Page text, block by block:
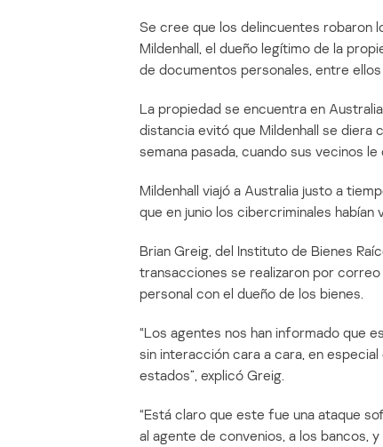
Se cree que los delincuentes robaron
Mildenhall, el dueño legítimo de la
de documentos personales, entre
La propiedad se encuentra en
distancia evitó que Mildenhall se diera
semana pasada, cuando sus vecinos
Mildenhall viajó a Australia justo a
que en junio los cibercriminales
Brian Greig, del Instituto de Bienes
transacciones se realizaron por
personal con el dueño de los bienes.
“Los agentes nos han informado que
sin interacción cara a cara, en
estados”, explicó Greig.
“Está claro que este fue una ataque
al agente de convenios, a los bancos,